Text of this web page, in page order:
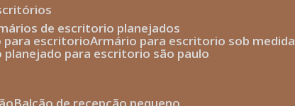
de escritorio planejados
para escritorio armário para escritorio sob medida
planejado para escritorio são paulo